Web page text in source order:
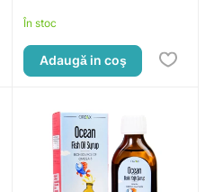
În stoc
Adaugă in coş